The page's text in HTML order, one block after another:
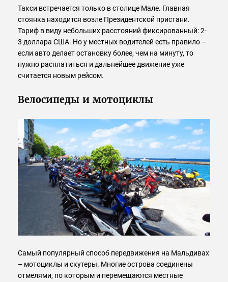
Такси встречается только в столице Мале. Главная
стоянка находится возле Президентской пристани.
Тариф в виду небольших расстояний фиксированный: 2-
3 доллара США. Но у местных водителей есть правило –
если авто делает остановку более, чем на минуту, то
нужно расплатиться и дальнейшее движение уже
считается новым рейсом.
Велосипеды и мотоциклы
Самый популярный способ передвижения на Мальдивах
– мотоциклы и скутеры. Многие острова соединены
отмелями, по которым и перемещаются местные